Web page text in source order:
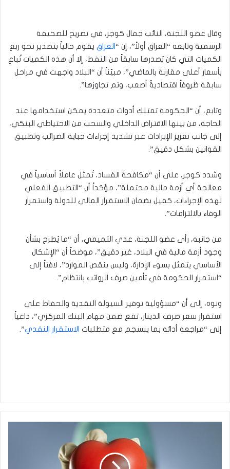
وقال عضو اللجنة، النائب جمال كوجر، في تصريح للصحيفة
الرسمية وتابعه “العراق أولاً”، إن “ العراق يقوم حالياً بتصدير نحو ربع
الكميات التي كان يُصدرها سابقاً من النفط، إلا أن هذه الكميات تُباع
بأسعار أعلى مقارنة بالماضي”، مبيّناً أن “البلاد واجهت في مراحل
سابقة ظروفاً اقتصاديةً أصعب، وتم تجاوزها”.
وتابع، أن “الحكومة تمتلك أدوات متعددة يمكن استخدامها عند
الحاجة، من بينها الاقتراض الداخلي والسحب من الاحتياطي البنكي،
إلى جانب تعزيز الإيرادات عبر تشديد إجراءات جباية الضرائب وتطبيق
القوانين بشكل دقيق”.
وشدد كوجر، على أن “مكافحة الفساد، تُمثل عاملاً أساسياً في
معالجة أي أزمة مالية محتملة”، مؤكداً أن “التطبيق الفعلي
لهذه الإجراءات، كفيل بضمان الاستقرار المالي للدولة واستمرار
الوفاء بالالتزامات”.
من جانبه، رأى عضو اللجنة، عدي التميمي، أن “ما يُطرح بشأن
وجود أزمة مالية في البلاد، غير دقيق”، موضحاً أن “الإشكال
الأساسي يتمثل بسوء الإدارة، وليس بنقص الموارد”، لافتاً إلى
“استمرار الحكومة في تأمين صرف الرواتب بانتظام”.
ونوه، إلى أن “مسؤولية توفير السيولة النقدية والحفاظ على
استقرار سعر صرف الدينار، تقع ضمن مهام البنك المركزي”، داعياً
إلى “مراجعة أدائه بما ينسجم مع متطلبات الاستقرار النقدي”.